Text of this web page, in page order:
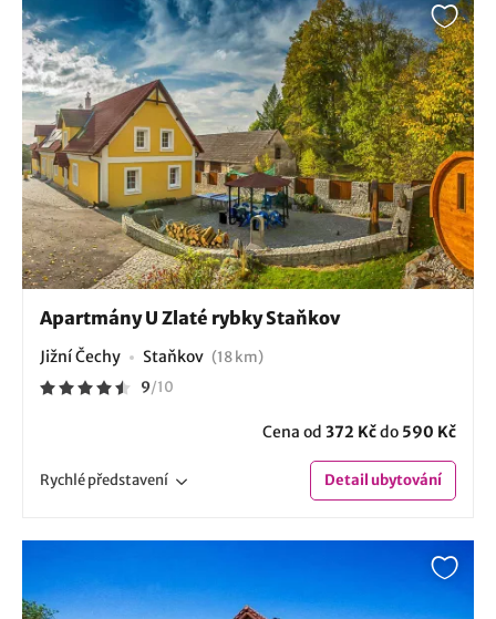
Apartmány U Zlaté rybky Staňkov
Jižní Čechy Staňkov (18 km)
9/10
Cena od 372 Kčdo 590 Kč
Rychlépředstavení Detailubytování